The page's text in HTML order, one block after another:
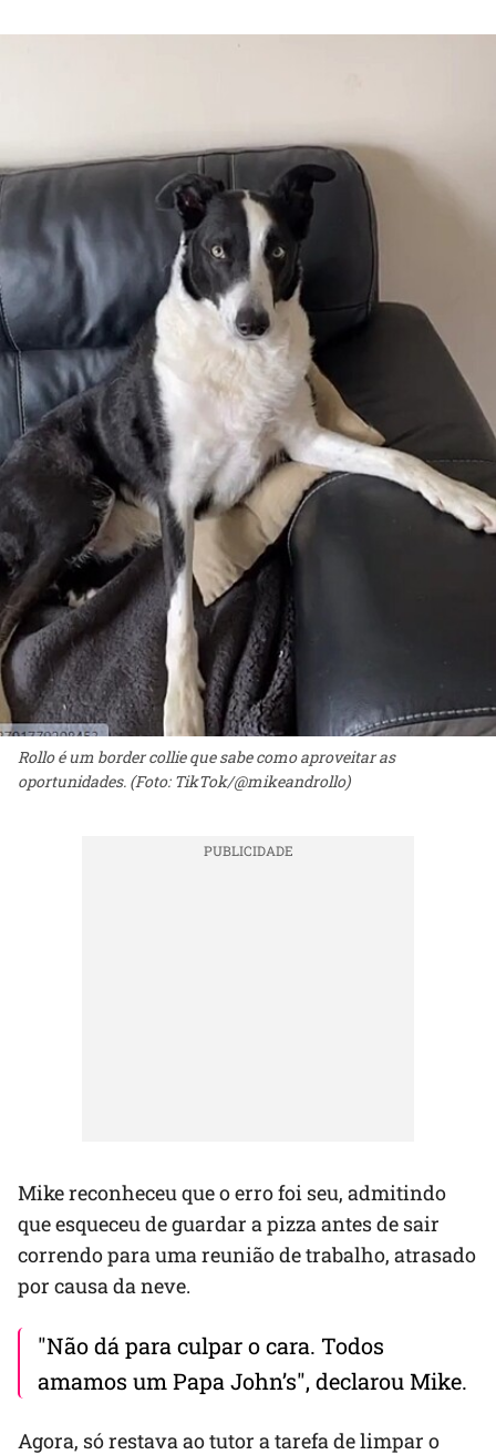
Rollo é um border collie que sabe como aproveitar as
oportunidades. (Foto: TikTok/@mikeandrollo)
Mike reconheceu que o erro foi seu, admitindo
que esqueceu de guardar a pizza antes de sair
correndo para uma reunião de trabalho, atrasado
por causa da neve.
"Não dá para culpar o cara. Todos
amamos um Papa John’s", declarou Mike.
Agora, só restava ao tutor a tarefa de limpar o